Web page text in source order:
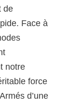
de
Face à
notre
force
d’une